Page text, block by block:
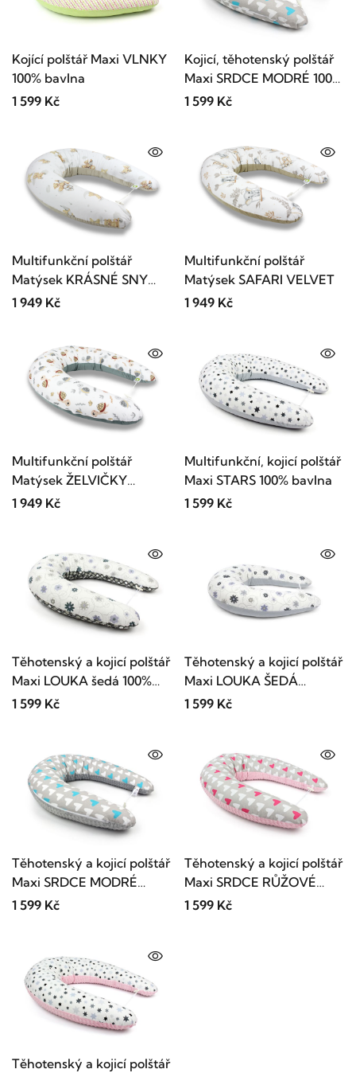
Kojící polštář Maxi VLNKY
100% bavlna
1 599 Kč
Kojicí, těhotenský polštář
Maxi SRDCE MODRÉ 100%
bavlna
1 599 Kč
Multifunkční polštář
Matýsek KRÁSNÉ SNY
VELVET
1 949 Kč
Multifunkční polštář
Matýsek SAFARI VELVET
1 949 Kč
Multifunkční polštář
Matýsek ŽELVIČKY
VELVET
1 949 Kč
Multifunkční, kojicí polštář
Maxi STARS 100% bavlna
1 599 Kč
Těhotenský a kojicí polštář
Maxi LOUKA šedá 100%
bavlna
1 599 Kč
Těhotenský a kojicí polštář
Maxi LOUKA ŠEDÁ
colormix 205cm
1 599 Kč
Těhotenský a kojicí polštář
Maxi SRDCE MODRÉ
minky colormix 205cm
1 599 Kč
Těhotenský a kojicí polštář
Maxi SRDCE RŮŽOVÉ
minky colormix 205cm
1 599 Kč
Těhotenský a kojicí polštář